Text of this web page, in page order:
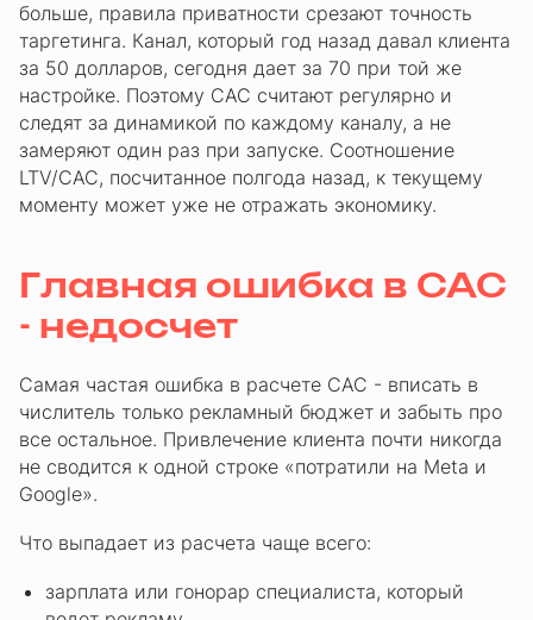
больше, правила приватности срезают точность
таргетинга. Канал, который год назад давал клиента
за 50 долларов, сегодня дает за 70 при той же
настройке. Поэтому CAC считают регулярно и
следят за динамикой по каждому каналу, а не
замеряют один раз при запуске. Соотношение
LTV/CAC, посчитанное полгода назад, к текущему
моменту может уже не отражать экономику.
Главная ошибка в CAC
- недосчет
Самая частая ошибка в расчете CAC - вписать в
числитель только рекламный бюджет и забыть про
все остальное. Привлечение клиента почти никогда
не сводится к одной строке «потратили на Meta и
Google».
Что выпадает из расчета чаще всего:
зарплата или гонорар специалиста, который